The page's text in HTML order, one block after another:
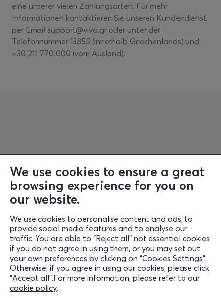
We use cookies to ensure a great
browsing experience for you on
our website.
We use cookies to personalise content and ads, to
provide social media features and to analyse our
traffic. You are able to "Reject all" not essential cookies
if you do not agree in using them, or you may set out
your own preferences by clicking on "Cookies Settings".
Otherwise, if you agree in using our cookies, please click
"Accept all".For more information, please refer to our
cookie policy.
eine unserer vielen Zahlungsarten. Für mehr
Informationen kontaktieren Sie unseren Kundendienst
per Email support@viva.gr oder unter der
Telefonnummer 13855 (innerhalb Griechenlands) und
+30 211 770 000 (vom Ausland).
Information
Support
Stay Connected
Mobile App